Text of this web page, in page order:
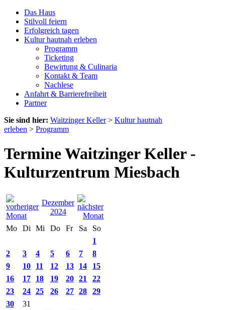
Das Haus
Stilvoll feiern
Erfolgreich tagen
Kultur hautnah erleben
Programm
Ticketing
Bewirtung & Culinaria
Kontakt & Team
Nachlese
Anfahrt & Barrierefreiheit
Partner
Sie sind hier: Waitzinger Keller> Kultur hautnah
erleben > Programm
Termine Waitzinger Keller -
Kulturzentrum Miesbach
Dezember
2024
Mo
Di Mi Do Fr Sa
So
1
2
3 4 5 6 7
8
9
10 11 12 13 14
15
16
17 18 19 20 21
22
23
24 25 26 27 28
29
30
31